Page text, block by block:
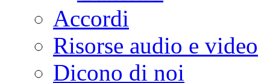
Accordi
Risorse audio e video
Dicono di noi